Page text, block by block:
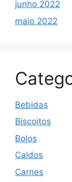
junho 2022
maio 2022
Bebidas
Biscoitos
Bolos
Caldos
Carnes